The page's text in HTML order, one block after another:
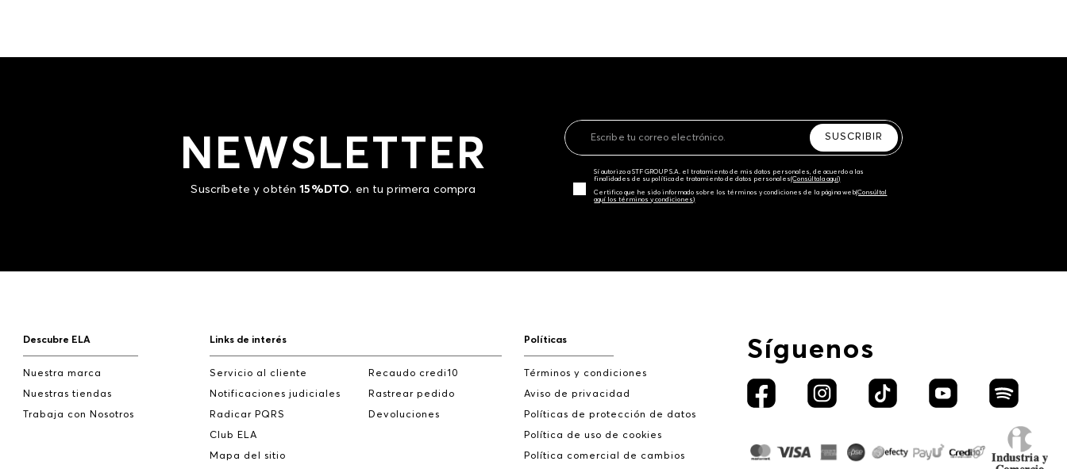
NEWSLETTER
Suscríbete y obtén15%DTO. en tu primera compra
SUSCRIBIR
Sí autorizo a STF GROUP S.A. el tratamiento de mis datos personales, de acuerdo a las
finalidades de su política de tratamiento de datos personales‎(Consúltala aquí)
Certifico que he sido informado sobre los términos y condiciones de la página web‎(Consúltal
aquí los términos y condiciones)
Síguenos
Descubre ELA
Nuestra marca
Nuestras tiendas
Trabaja con Nosotros
Links de interés
Servicio al cliente
Notificaciones judiciales
Radicar PQRS
Club ELA
Mapa del sitio
Recaudo credi10
Rastrear pedido
Devoluciones
Políticas
Términos y condiciones
Aviso de privacidad
Políticas de protección de datos
Política de uso de cookies
Política comercial de cambios